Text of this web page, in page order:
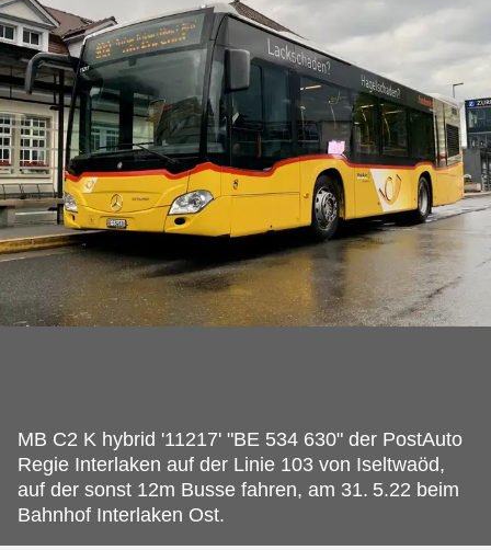
MB C2 K hybrid '11217' "BE 534 630" der PostAuto
Regie Interlaken auf der Linie 103 von Iseltwaöd,
auf der sonst 12m Busse fahren, am 31. 5.22 beim
Bahnhof Interlaken Ost.